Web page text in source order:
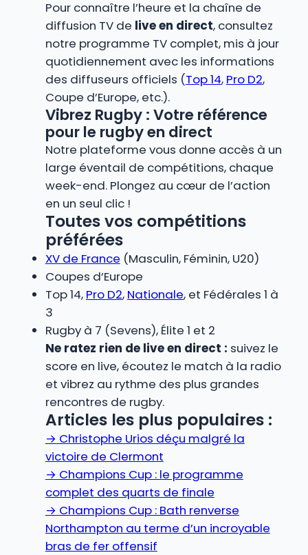
Pour connaître l’heure et la chaîne de
diffusion TV de live en direct, consultez
notre programme TV complet, mis à jour
quotidiennement avec les informations
des diffuseurs officiels (Top 14, Pro D2,
Coupe d’Europe, etc.).
Vibrez Rugby : Votre référence
pour le rugby en direct
Notre plateforme vous donne accès à un
large éventail de compétitions, chaque
week-end. Plongez au cœur de l’action
en un seul clic !
Toutes vos compétitions
préférées
XV de France (Masculin, Féminin, U20)
Coupes d’Europe
Top 14, Pro D2, Nationale, et Fédérales 1 à
3
Rugby à 7 (Sevens), Élite 1 et 2
Ne ratez rien de live en direct : suivez le
score en live, écoutez le match à la radio
et vibrez au rythme des plus grandes
rencontres de rugby.
Articles les plus populaires :
→ Christophe Urios déçu malgré la
victoire de Clermont
→ Champions Cup : le programme
complet des quarts de finale
→ Champions Cup : Bath renverse
Northampton au terme d’un incroyable
bras de fer offensif